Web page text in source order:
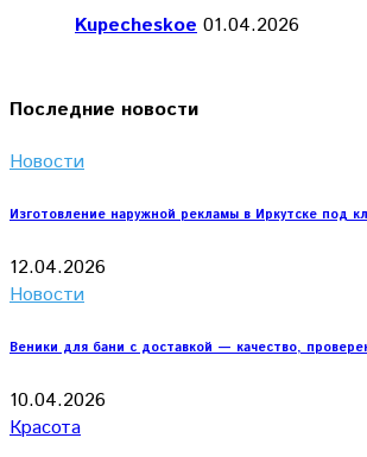
Kupecheskoe 01.04.2026
Последние новости
Новости
Изготовление наружной рекламы в Иркутске под
12.04.2026
Новости
Веники для бани с доставкой — качество,
10.04.2026
Красота